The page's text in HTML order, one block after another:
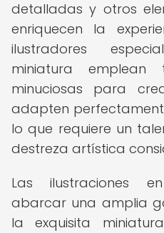
detalladas y otros
enriquecen la
ilustradores
miniatura emplean
minuciosas para
adapten
lo que requiere un
destreza artística
Las ilustraciones
abarcar una amplia
la exquisita